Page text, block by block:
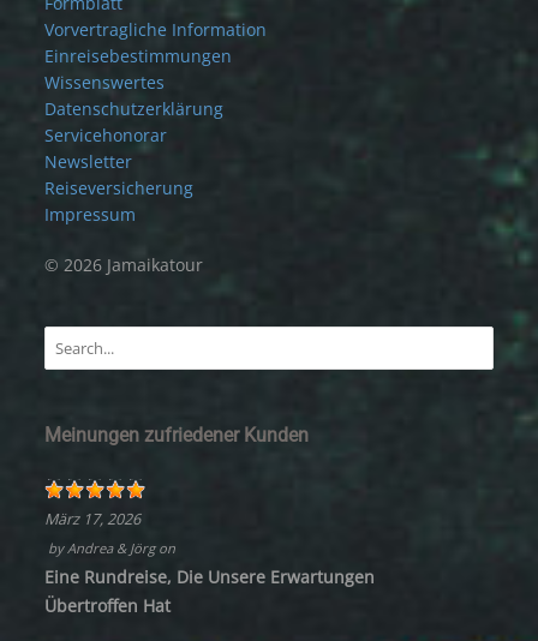
Vorvertragliche Information
Einreisebestimmungen
Wissenswertes
Datenschutzerklärung
Servicehonorar
Newsletter
Reiseversicherung
Impressum
© 2026 Jamaikatour
Meinungen zufriedener Kunden
März 17, 2026
byAndrea & Jörgon
Eine Rundreise, Die Unsere Erwartungen
Übertroffen Hat